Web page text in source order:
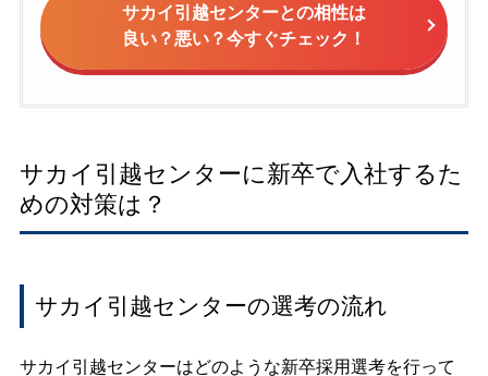
サカイ引越センターとの相性は
良い？悪い？今すぐチェック！
サカイ引越センターに新卒で入社するた
めの対策は？
サカイ引越センターの選考の流れ
サカイ引越センターはどのような新卒採用選考を行って